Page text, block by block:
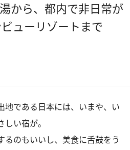
から、都内で非日常が
ューリゾートまで
である日本には、いまや、い
い宿が。
のもいいし、美食に舌鼓をう